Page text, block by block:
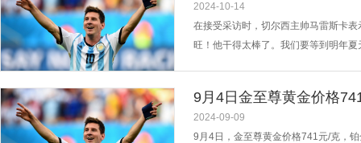
2024-10-14
在接受采访时，切尔西主帅马雷斯卡
旺！他干得太棒了。我们要等到明年
9月4日金至尊黄金价格
2024-09-09
9月4日，金至尊黄金价格741元/克，